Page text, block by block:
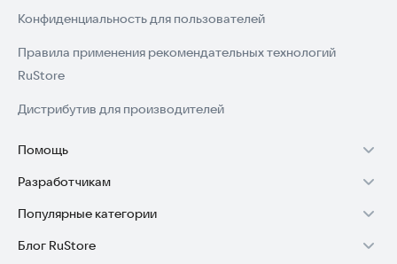
Конфиденциальность для пользователей
Правила применения рекомендательных технологий
RuStore
Дистрибутив для производителей
Помощь
Установка RuStore на TV
Установка RuStore на телефон
Установка RuStore в машину
Разработчикам
Зарабатывать с RuStore
Стать разработчиком
Популярные категории
Игры для Android
Блог RuStore